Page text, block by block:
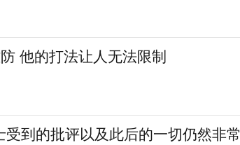
他的打法让人无法限制
到的批评以及此后的一切仍然非常